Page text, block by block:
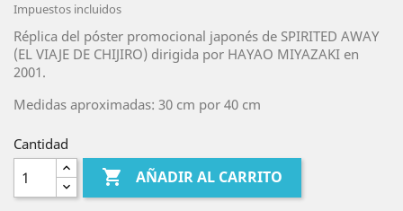
Impuestos incluidos
Réplica del póster promocional japonés de SPIRITED AWAY
(EL VIAJE DE CHIJIRO) dirigida por HAYAO MIYAZAKI en
2001.
Medidas aproximadas: 30 cm por 40 cm
Cantidad
 AÑADIR AL CARRITO